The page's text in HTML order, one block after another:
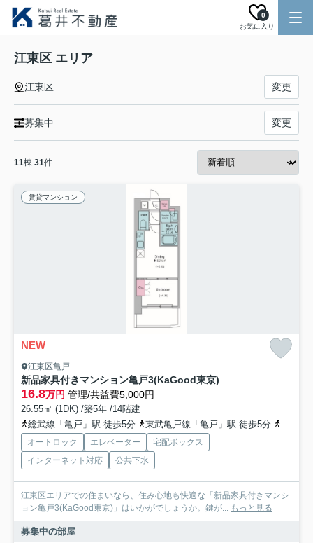
お気に入り
0
江東区 エリア
江東区 変更
募集中 変更
11棟 31件
賃貸マンション
NEW
江東区亀戸
新品家具付きマンション亀戸3(KaGood東京)
16.8万円 管理/共益費5,000円
26.55㎡ (1DK) /築5年 /14階建
総武線「亀戸」駅 徒歩5分
東武亀戸線「亀戸」駅 徒歩5分
オートロック エレベーター
宅配ボックス
インターネット対応
公共下水
江東区エリアでの住まいなら、住み心地も快適な「新品家具付きマンシ
ョン亀戸3(KaGood東京)」はいかがでしょうか。鍵が... もっと見る
募集中の部屋